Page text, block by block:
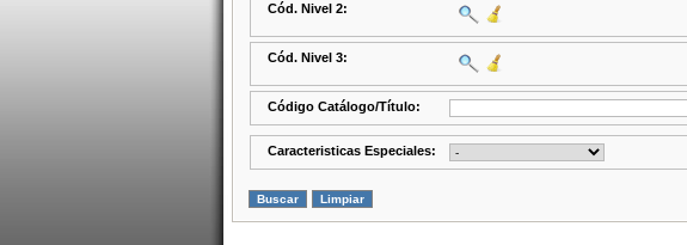
Cód. Nivel 2:
Cód. Nivel 3:
Código Catálogo/Título:
Caracteristicas Especiales: